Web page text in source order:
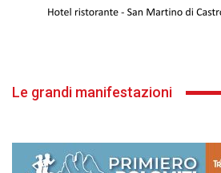
Le grandi manifestazioni